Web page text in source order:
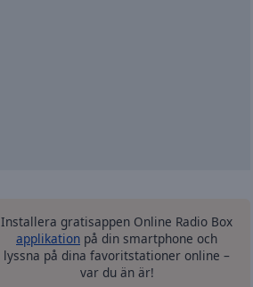
Installera gratisappen Online Radio Box
applikation på din smartphone och
lyssna på dina favoritstationer online –
var du än är!